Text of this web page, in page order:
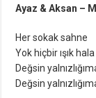
Ayaz & Aksan –
Her sokak sahne
Yok hiçbir ışık hala
Değsin
Değsin